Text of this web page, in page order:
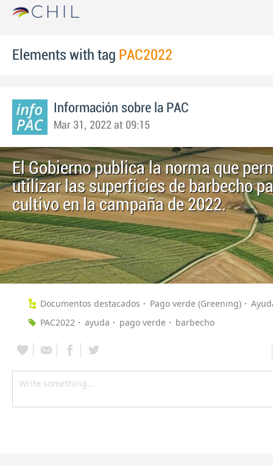
Elements with tag PAC2022
Información sobre la PAC
Mar 31, 2022 at 09:15
El Gobierno publica la norma que
utilizar las superficies de barbecho
cultivo en la campaña de 2022.
Documentos destacados Pago verde (Greening)
PAC2022
ayuda pago verde barbecho